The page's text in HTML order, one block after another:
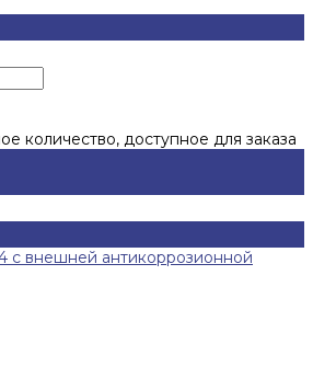
количество, доступное для заказа
с внешней антикоррозионной